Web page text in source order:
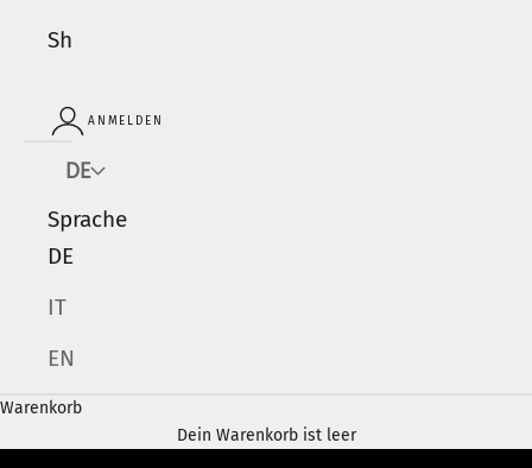
Shop
ANMELDEN
DE
Sprache
DE
IT
EN
Warenkorb
Dein Warenkorb ist leer